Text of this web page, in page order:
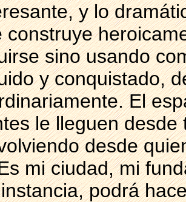
y lo
construye
sino usando
y conquistado,
El
le lleguen desde
desde
mi ciudad, mi
podrá